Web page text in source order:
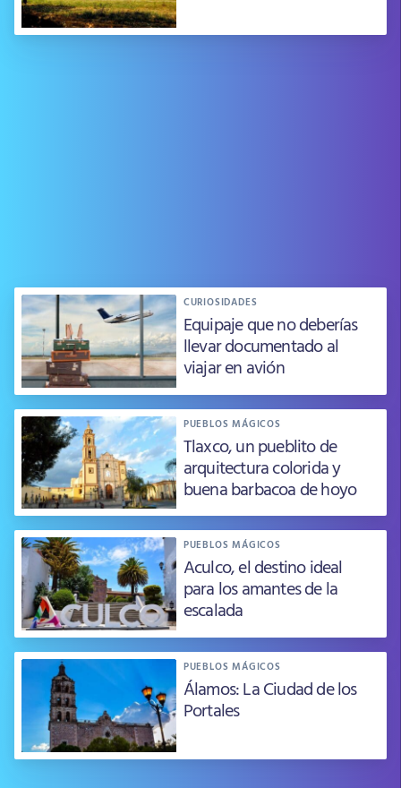
CURIOSIDADES
Equipaje que no deberías
llevar documentado al
viajar en avión
PUEBLOS MÁGICOS
Tlaxco, un pueblito de
arquitectura colorida y
buena barbacoa de hoyo
PUEBLOS MÁGICOS
Aculco, el destino ideal
para los amantes de la
escalada
PUEBLOS MÁGICOS
Álamos: La Ciudad de los
Portales